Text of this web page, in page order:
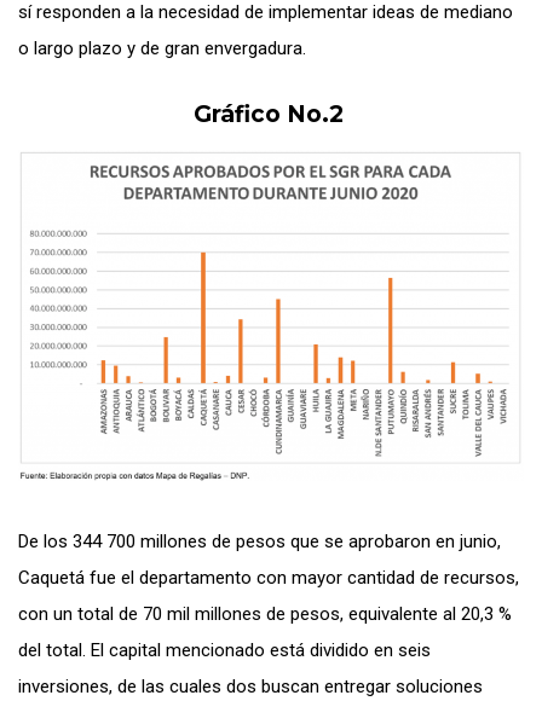
sí responden a la necesidad de implementar ideas de mediano
o largo plazo y de gran envergadura.
Gráfico No.2
De los 344 700 millones de pesos que se aprobaron en junio,
Caquetá fue el departamento con mayor cantidad de recursos,
con un total de 70 mil millones de pesos, equivalente al 20,3 %
del total. El capital mencionado está dividido en seis
inversiones, de las cuales dos buscan entregar soluciones